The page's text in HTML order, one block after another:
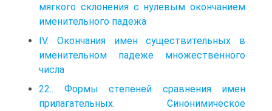
мягкого склонения с нулевым окончанием
именительного падежа
IV. Окончания имен существительных в
именительном падеже множественного
числа
22.. Формы степеней сравнения имен
прилагательных. Синонимическое